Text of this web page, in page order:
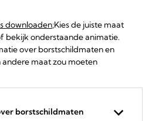
downloaden;Kies de juiste maat
bekijk onderstaande animatie.
over borstschildmaten en
maat zou moeten
borstschildmaten